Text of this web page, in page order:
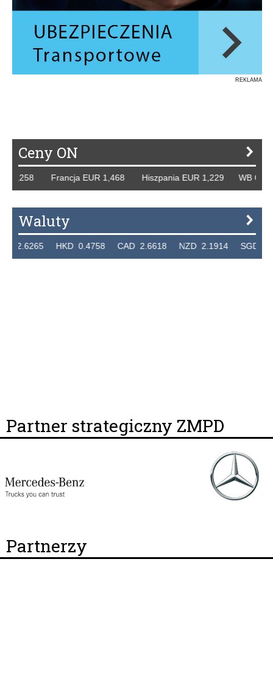
REKLAMA
Ceny ON
Francja EUR 1,468 Hiszpania EUR 1,229 WB GBP
Waluty
HKD 0.4758 CAD 2.6618 NZD 2.1914 SGD
Partner strategiczny ZMPD
Partnerzy